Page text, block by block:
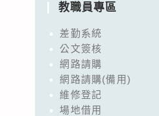
教職員專區
差勤系統
公文簽核
網路請購
網路請購(備用)
維修登記
場地借用